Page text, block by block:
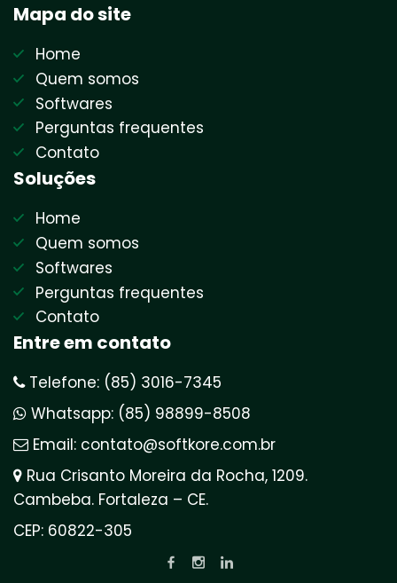
Mapa do site
Home
Quem somos
Softwares
Perguntas frequentes
Contato
Soluções
Home
Quem somos
Softwares
Perguntas frequentes
Contato
Entre em contato
Telefone: (85) 3016-7345
Whatsapp: (85) 98899-8508
Email: contato@softkore.com.br
Rua Crisanto Moreira da Rocha, 1209.
Cambeba. Fortaleza – CE.
CEP: 60822-305